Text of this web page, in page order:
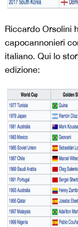
Riccardo Orsolini
capocannonieri
italiano. Qui lo
edizione: